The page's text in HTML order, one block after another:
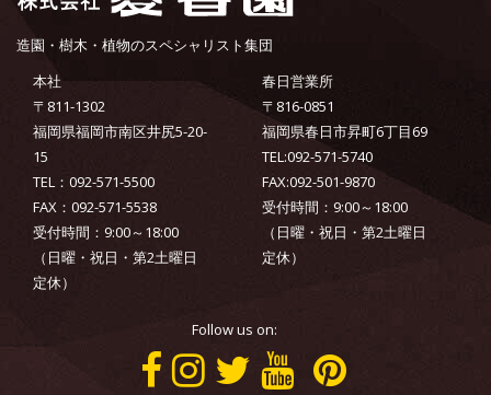
造園・樹木・植物のスペシャリスト集団
本社
〒811-1302
福岡県福岡市南区井尻5-20-
15
TEL：092-571-5500
FAX：092-571-5538
受付時間：9:00～18:00
（日曜・祝日・第2土曜日
定休）
春日営業所
〒816-0851
福岡県春日市昇町6丁目69
TEL:092-571-5740
FAX:092-501-9870
受付時間：9:00～18:00
（日曜・祝日・第2土曜日
定休）
Follow us on: